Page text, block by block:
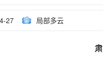
27 局部多云